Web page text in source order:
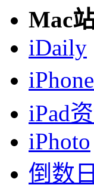
Mac
iDaily
iPad
iPhoto
倒数日